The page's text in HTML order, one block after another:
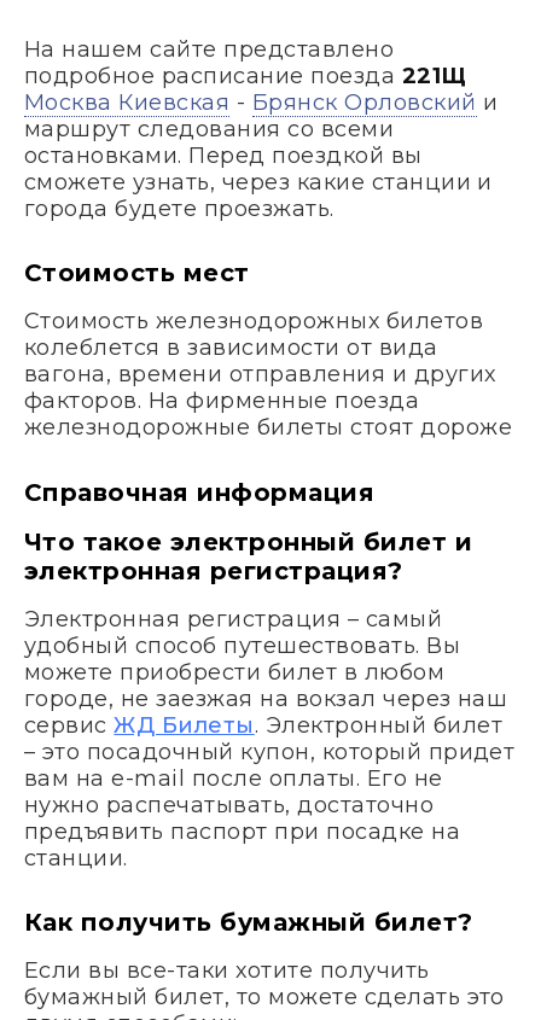
На нашем сайте представлено
подробное расписание поезда 221Щ
Москва Киевская - Брянск Орловский и
маршрут следования со всеми
остановками. Перед поездкой вы
сможете узнать, через какие станции и
города будете проезжать.
Стоимость мест
Стоимость железнодорожных билетов
колеблется в зависимости от вида
вагона, времени отправления и других
факторов. На фирменные поезда
железнодорожные билеты стоят дороже
Справочная информация
Что такое электронный билет и
электронная регистрация?
Электронная регистрация – самый
удобный способ путешествовать. Вы
можете приобрести билет в любом
городе, не заезжая на вокзал через наш
сервисЖД Билеты. Электронный билет
– это посадочный купон, который придет
вам на e-mail после оплаты. Его не
нужно распечатывать, достаточно
предъявить паспорт при посадке на
станции.
Как получить бумажный билет?
Если вы все-таки хотите получить
бумажный билет, то можете сделать это